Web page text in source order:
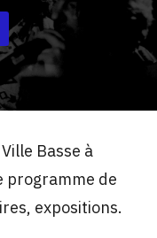
Basse à
programme de
expositions.